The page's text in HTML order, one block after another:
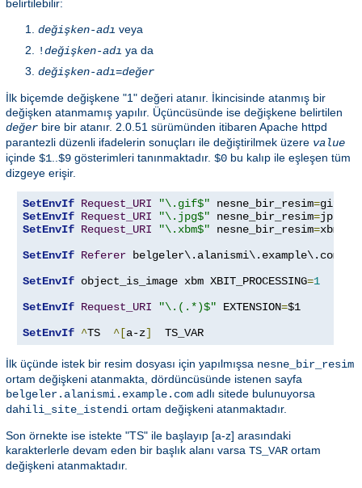
belirtilebilir:
değişken-adı veya
!değişken-adı ya da
değişken-adı=değer
İlk biçemde değişkene "1" değeri atanır. İkincisinde atanmış bir
değişken atanmamış yapılır. Üçüncüsünde ise değişkene belirtilen
değer bire bir atanır. 2.0.51 sürümünden itibaren Apache httpd
parantezli düzenli ifadelerin sonuçları ile değiştirilmek üzere value
içinde $1 $9 gösterimleri tanınmaktadır. $0 bu kalıp ile eşleşen tüm
dizgeye erişir.
SetEnvIf Request_URI "\.gif$" nesne_bir_resim=
SetEnvIf Request_URI "\.jpg$" nesne_bir_resim=
SetEnvIf Request_URI "\.xbm$" nesne_bir_resim=xbm
SetEnvIf Referer belgeler\.alanismi\.example\.com
SetEnvIf object_is_image xbm XBIT_PROCESSING=1
SetEnvIf Request_URI "\.(.*)$" EXTENSION=$1
SetEnvIf ^TS ^[a-z]
  TS_VAR
İlk üçünde istek bir resim dosyası için yapılmışsa nesne_bir_resim
ortam değişkeni atanmakta, dördüncüsünde istenen sayfa
belgeler.alanismi.example.com adlı sitede bulunuyorsa
dahili_site_istendi ortam değişkeni atanmaktadır.
Son örnekte ise istekte "TS" ile başlayıp [a-z] arasındaki
karakterlerle devam eden bir başlık alanı varsa TS_VAR ortam
değişkeni atanmaktadır.